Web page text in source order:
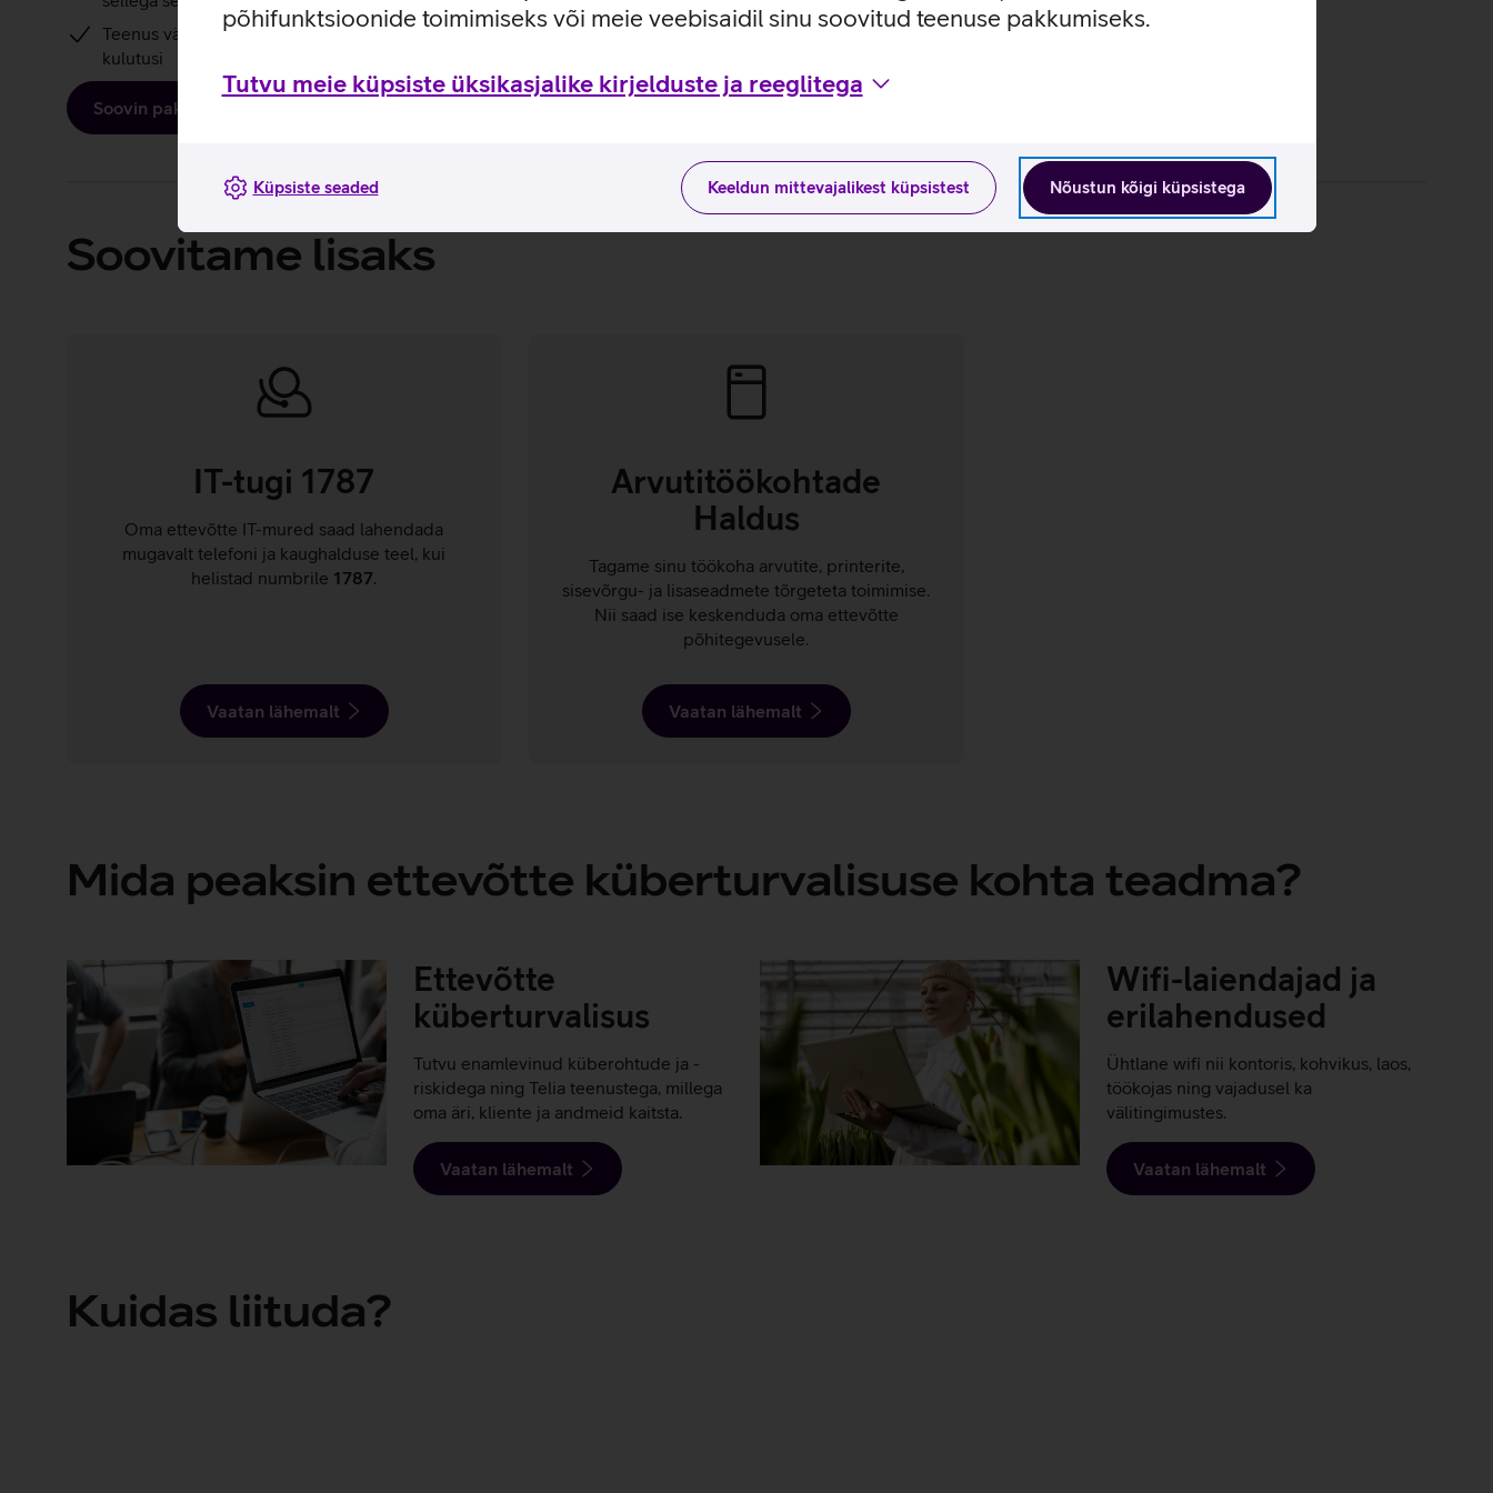
põhifunktsioonide toimimiseks või meie veebisaidil sinu soovitud teenuse pakkumiseks.
Tutvu meie küpsiste üksikasjalike kirjelduste ja reeglitega
Nõustun kõigi küpsistega
Keeldun mittevajalikest küpsistest
Küpsiste seaded
Teenus vähendab uusimatesse seadmetesse investeerimise vajadust ja sellega seotud
kulutusi
Soovin pakkumist
Soovitame lisaks
IT-tugi 1787
Oma ettevõtte IT-mured saad lahendada
mugavalt telefoni ja kaughalduse teel, kui
helistad numbrile 1787.
Vaatan lähemalt
Arvutitöökohtade
Haldus
Tagame sinu töökoha arvutite, printerite,
sisevõrgu- ja lisaseadmete tõrgeteta toimimise.
Nii saad ise keskenduda oma ettevõtte
põhitegevusele.
Vaatan lähemalt
Mida peaksin ettevõtte küberturvalisuse kohta teadma?
Ettevõtte
küberturvalisus
Tutvu enamlevinud küberohtude ja -
riskidega ning Telia teenustega, millega
oma äri, kliente ja andmeid kaitsta.
Vaatan lähemalt
Wifi-laiendajad ja
erilahendused
Ühtlane wifi nii kontoris, kohvikus, laos,
töökojas ning vajadusel ka
välitingimustes.
Vaatan lähemalt
Kuidas liituda?